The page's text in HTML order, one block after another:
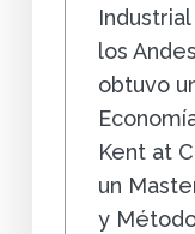
los
obtuvo
Kent at
un
y